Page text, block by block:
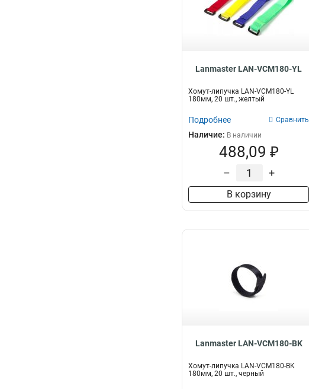
Lanmaster LAN-VCM180-YL
Хомут-липучка LAN-VCM180-YL
180мм, 20 шт., желтый
Подробнее Сравнить
Наличие: В наличии
488,09 ₽
– +
В корзину
Lanmaster LAN-VCM180-BK
Хомут-липучка LAN-VCM180-BK
180мм, 20 шт., черный